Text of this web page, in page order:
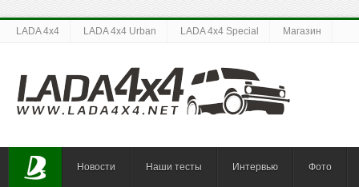
LADA 4x4 LADA 4x4 Urban LADA 4x4 Special Магазин
Новости Наши тесты Интервью Фото